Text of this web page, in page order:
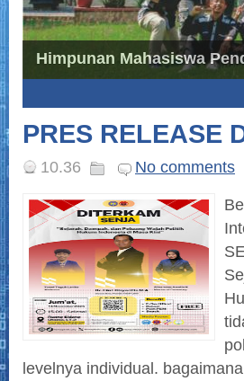
Himpunan Mahasiswa
4
PRES RELEASE
10.36
No comments
levelnya individual.